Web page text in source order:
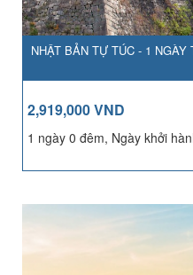
NHẬT BẢN TỰ TÚC - 1
2,919,000 VND
1 ngày 0 đêm, Ngày khởi